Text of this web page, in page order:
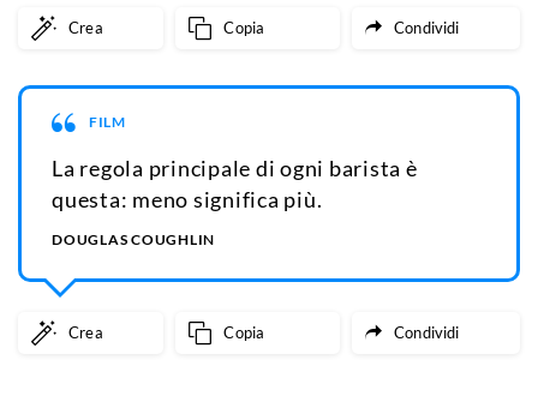
Crea Copia Condividi
FILM
La regola principale di ogni barista è
questa: meno significa più.
DOUGLAS COUGHLIN
Crea Copia Condividi